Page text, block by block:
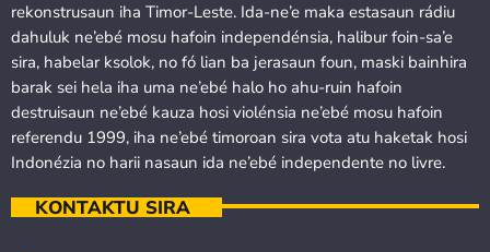
rekonstrusaun iha Timor-Leste. Ida-ne’e maka estasaun rádiu
dahuluk ne’ebé mosu hafoin independénsia, halibur foin-sa’e
sira, habelar ksolok, no fó lian ba jerasaun foun, maski bainhira
barak sei hela iha uma ne’ebé halo ho ahu-ruin hafoin
destruisaun ne’ebé kauza hosi violénsia ne’ebé mosu hafoin
referendu 1999, iha ne’ebé timoroan sira vota atu haketak hosi
Indonézia no harii nasaun ida ne’ebé independente no livre.
KONTAKTU SIRA